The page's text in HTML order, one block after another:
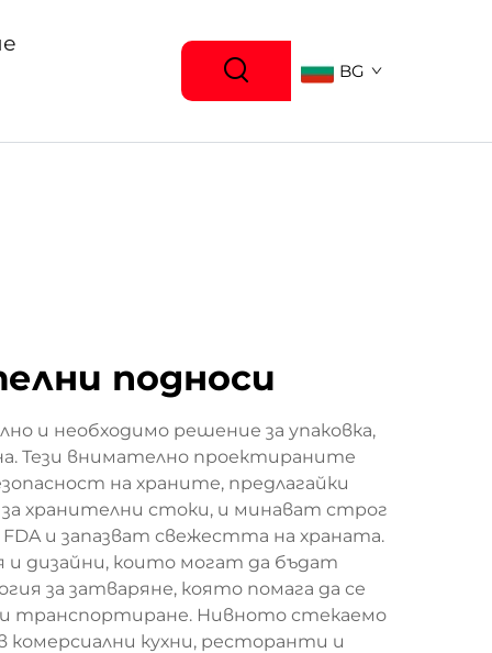
BG
подноси
и необходимо решение за упаковка,
Тези внимателно проектираните
на храните, предлагайки
хранителни стоки, и минават строг
и запазват свежестта на храната.
и дизайни, които могат да бъдат
за затваряне, която помага да се
и транспортиране. Нивното стекаемо
кухни, ресторанти и